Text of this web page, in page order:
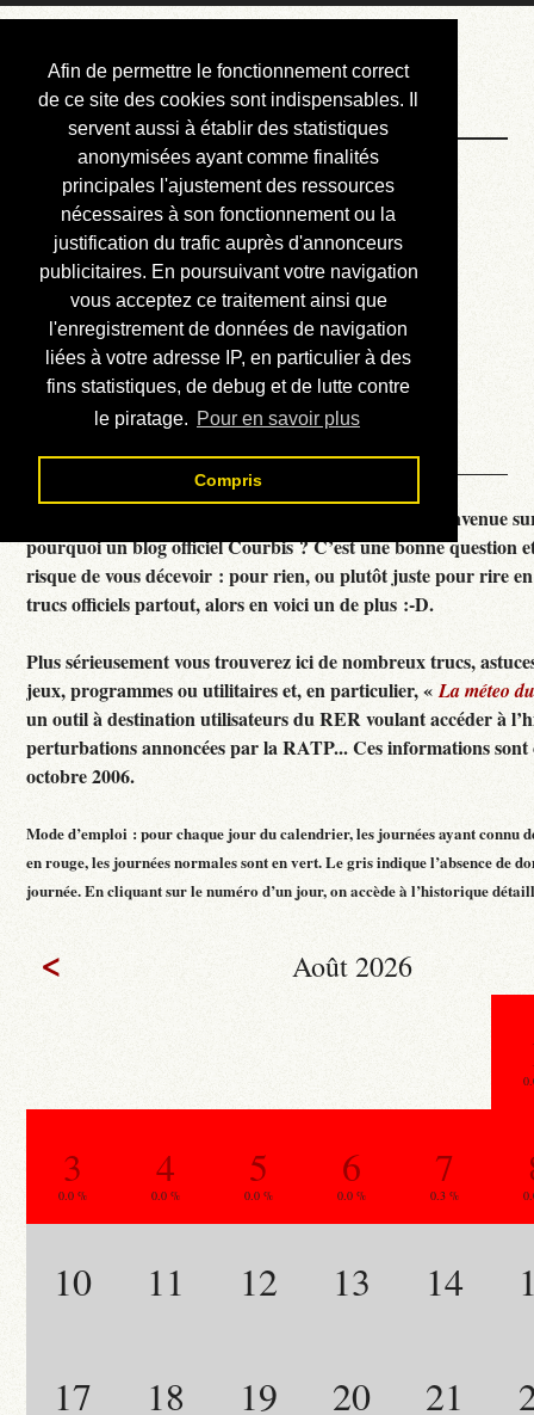
Afin de permettre le fonctionnement correct
de ce site des cookies sont indispensables. Il
servent aussi à établir des statistiques
anonymisées ayant comme finalités
principales l'ajustement des ressources
nécessaires à son fonctionnement ou la
justification du trafic auprès d'annonceurs
publicitaires. En poursuivant votre navigation
vous acceptez ce traitement ainsi que
l'enregistrement de données de navigation
liées à votre adresse IP, en particulier à des
fins statistiques, de debug et de lutte contre
le piratage. Pour en savoir plus
Compris
Courbis, « LE »
Blog Officiel
Bienvenue
Réalisations
Divers (et d’été)
Annonces
Liens externes
Téléchargement
Contact
Courbis, « LE » Blog Officiel - je vous souhaite la bienvenue
pourquoi un blog officiel Courbis ? C’est une bonne question
risque de vous décevoir : pour rien, ou plutôt juste pour rire
trucs officiels partout, alors en voici un de plus :-D.
Plus sérieusement vous trouverez ici de nombreux trucs,
jeux, programmes ou utilitaires et, en particulier, «La méteo
un outil à destination utilisateurs du RER voulant accéder à
perturbations annoncées par la RATP... Ces informations sont
octobre 2006.
Mode d’emploi : pour chaque jour du calendrier, les journées ayant connu
en rouge, les journées normales sont en vert. Le gris indique l’absence de
journée. En cliquant sur le numéro d’un jour, on accède à l’historique
< Août 2026
3
0.0 %
4
0.0 %
5
0.0 %
6
0.0 %
7
0.3 %
10 11 12 13 14
17 18 19 20 21